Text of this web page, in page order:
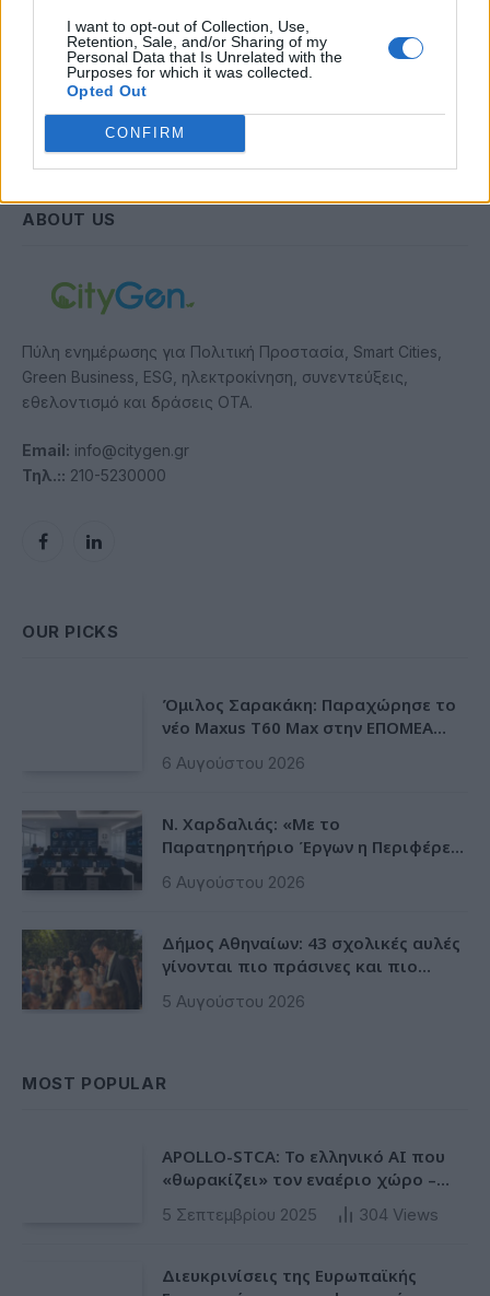
I want to opt-out of Collection, Use,
Retention, Sale, and/or Sharing of my
Personal Data that Is Unrelated with the
Purposes for which it was collected.
Opted Out
CONFIRM
ABOUT US
Πύλη ενημέρωσης για Πολιτική Προστασία, Smart Cities,
Green Business, ESG, ηλεκτροκίνηση, συνεντεύξεις,
εθελοντισμό και δράσεις ΟΤΑ.
Email: info@citygen.gr
Τηλ.:: 210-5230000
FacebookLinkedIn
OUR PICKS
Όμιλος Σαρακάκη: Παραχώρησε το
νέο Maxus T60 Max στην ΕΠΟΜΕΑ
6 Αυγούστου 2026
Ν. Χαρδαλιάς: «Με το
Παρατηρητήριο Έργων η Περιφέρεια
ψηφιακό εργαλείο λογοδοσίας»
6 Αυγούστου 2026
Δήμος Αθηναίων: 43 σχολικές αυλές
γίνονται πιο πράσινες και πιο
5 Αυγούστου 2026
MOST POPULAR
APOLLO-STCA: Το ελληνικό AI που
«θωρακίζει» τον εναέριο χώρο –
Φως στην έλλειψη ασφάλειας στα
αεροδρόμια
5 Σεπτεμβρίου 2025 304 Views
Διευκρινίσεις της Ευρωπαϊκής